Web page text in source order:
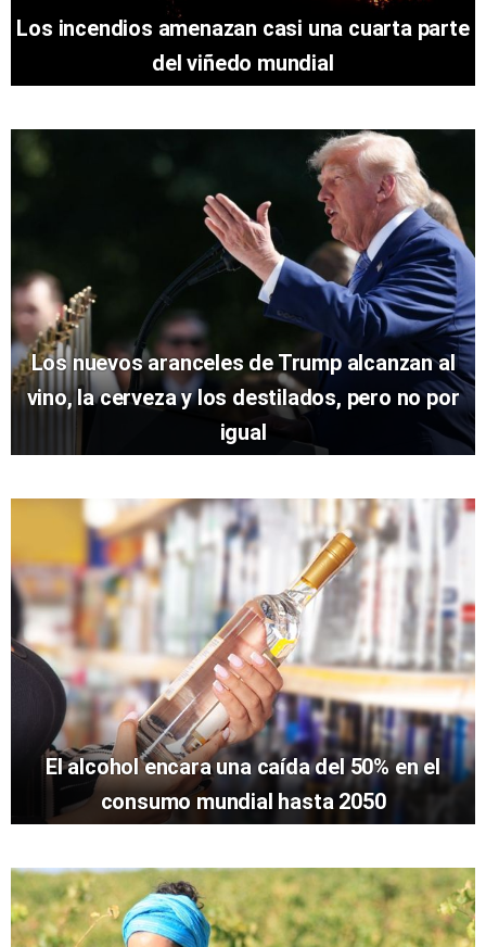
Los incendios amenazan casi una cuarta parte
del viñedo mundial
Los nuevos aranceles de Trump alcanzan al
vino, la cerveza y los destilados, pero no por
igual
El alcohol encara una caída del 50% en el
consumo mundial hasta 2050